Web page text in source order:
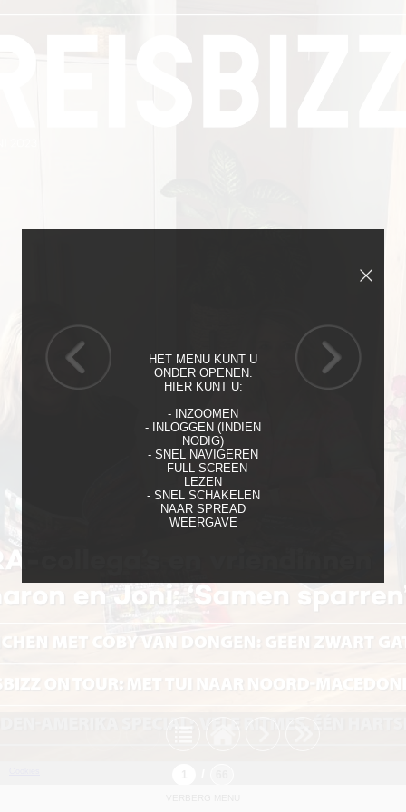
HET MENU KUNT U
ONDER OPENEN.
HIER KUNT U:
- INZOOMEN
- INLOGGEN (INDIEN
NODIG)
- SNEL NAVIGEREN
- FULL SCREEN
LEZEN
- SNEL SCHAKELEN
NAAR SPREAD
WEERGAVE